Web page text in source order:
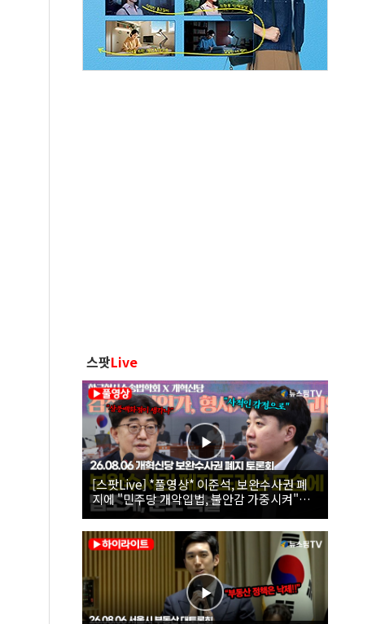
스팟Live
[스팟Live] *풀영상* 이준석, 보완수사권 폐
지에 "민주당 개악입법, 불안감 가중시켜"｜
26.08.06 개혁신당 보완수사권 폐지 토론회